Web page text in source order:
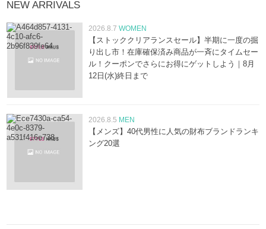
NEW ARRIVALS
2026.8.7 WOMEN
【ストッククリアランスセール】半期に一度の掘
り出し市！在庫確保済み商品が一斉にタイムセー
ル！クーポンでさらにお得にゲットしよう｜8月
12日(水)終日まで
2026.8.5 MEN
【メンズ】40代男性に人気の財布ブランドランキ
ング20選